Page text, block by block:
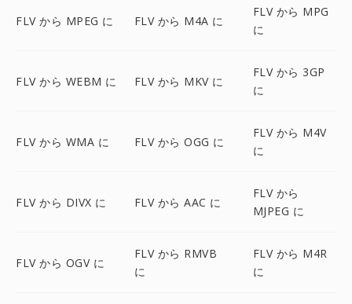
FLV から MPEG に FLV から M4A に
FLV から MPG
に
FLV から WEBM に FLV から MKV に
FLV から 3GP
に
FLV から WMA に FLV から OGG に
FLV から M4V
に
FLV から DIVX に FLV から AAC に
FLV から
MJPEG に
FLV から OGV に
FLV から RMVB
に
FLV から M4R
に